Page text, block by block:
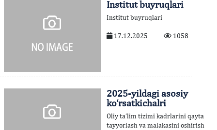
Institut buyruqlari
Institut buyruqlari
17.12.2025 1058
2025-yildagi asosiy
ko‘rsatkichalri
Oliy ta’lim tizimi kadrlarini qayta
tayyorlash va malakasini oshirish